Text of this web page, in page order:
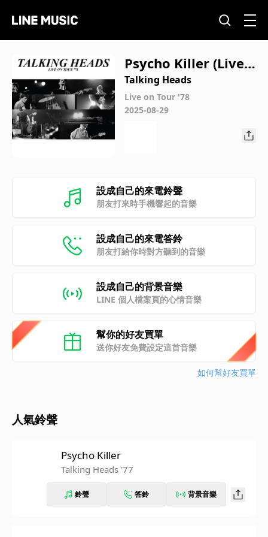
Psycho Killer (Live a
t The Agora, Clevela
nd, OH, 12/18/1978)
Talking Heads
Live on Tour '78
2025-08-29
設成自己的來電鈴聲
朋友打來時手機響起的音樂
設成自己的來電答鈴
朋友打給你時對方聽到的音樂
設成自己的背景音樂
LINE 個人檔案頁的心情音樂
幫你的好友買單
送你好友免費設定這首音樂
如何幫好友買單
人氣鈴聲
Psycho Killer
Talking Heads '77
鈴聲 答鈴 背景音樂